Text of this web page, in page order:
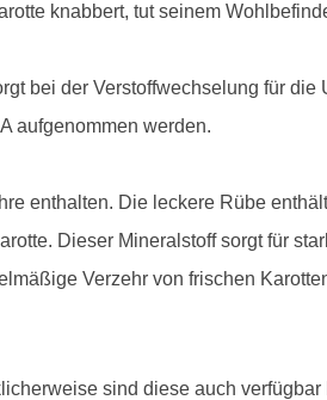
knabbert, tut seinem
bei der Verstoffwechselung für
aufgenommen werden.
enthalten. Die leckere Rübe
Dieser Mineralstoff sorgt für
Verzehr von frischen
sind diese auch verfügbar